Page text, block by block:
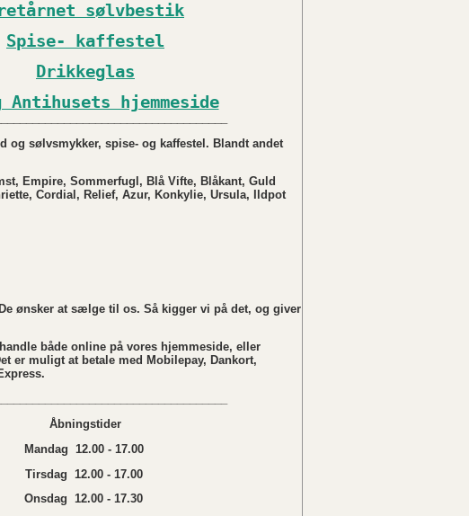
sølvbestik
Spise- kaffestel
Drikkeglas
Antihusets hjemmeside
og sølvsmykker, spise- og kaffestel. Blandt andet
Empire, Sommerfugl, Blå Vifte, Blåkant, Guld
Cordial, Relief, Azur, Konkylie, Ursula, Ildpot
ønsker at sælge til os. Så kigger vi på det, og giver
både online på vores hjemmeside, eller
er muligt at betale med Mobilepay, Dankort,
Åbningstider
Mandag 12.00 - 17.00
Tirsdag 12.00 - 17.00
Onsdag 12.00 - 17.30